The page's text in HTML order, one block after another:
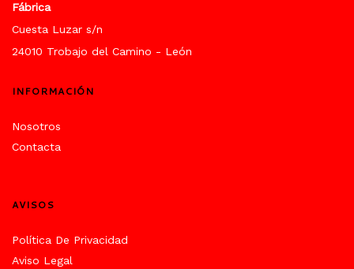
Fábrica
Cuesta Luzar s/n
24010 Trobajo del Camino - León
INFORMACIÓN
Nosotros
Contacta
AVISOS
Política De Privacidad
Aviso Legal